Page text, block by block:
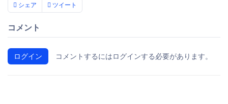
シェア ツイート
コメント
ログイン コメントするにはログインする必要があります。